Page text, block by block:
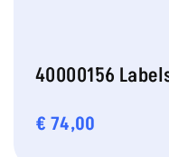
40000156
€ 74,00